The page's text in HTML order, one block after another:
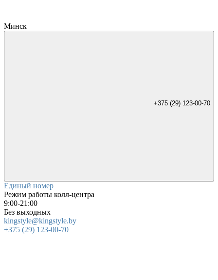
Минск
+375 (29) 123-00-70
Единый номер
Режим работы колл-центра
9:00-21:00
Без выходных
kingstyle@kingstyle.by
+375 (29) 123-00-70